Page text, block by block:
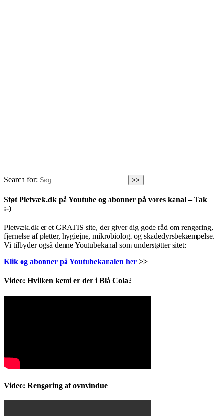
Search for:
Støt Pletvæk.dk på Youtube og abonner på vores kanal – Tak
:-)
Pletvæk.dk er et GRATIS site, der giver dig gode råd om rengøring,
fjernelse af pletter, hygiejne, mikrobiologi og skadedyrsbekæmpelse.
Vi tilbyder også denne Youtubekanal som understøtter sitet:
Klik og abonner på Youtubekanalen her >>
Video: Hvilken kemi er der i Blå Cola?
Video: Rengøring af ovnvindue